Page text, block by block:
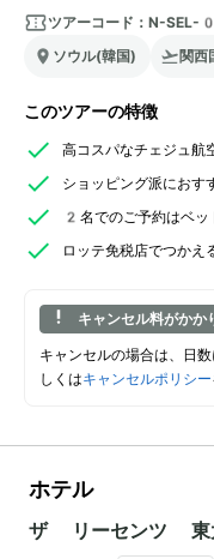
ツアーコード： N-
ソウル(韓国)
関西
このツアーの特徴
高コスパなチェジュ
ショッピング派におす
2名でのご予約はベ
ロッテ免税店でつか
キャンセル料がかか
キャンセルの場合は、日
しくはキャンセルポリシー
ホテル
ザ リーセンツ 東